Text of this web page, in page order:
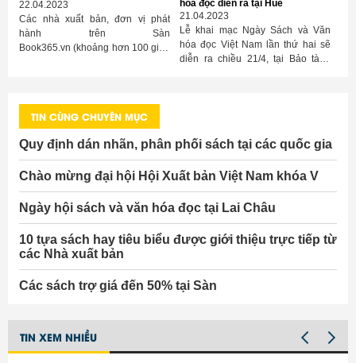
22.04.2023
Các nhà xuất bản, đơn vị phát
hành trên Sàn
Book365.vn (khoảng hơn 100 gian
từ 15%-50% trong những ngày
diễn ra Hội sách.
hoá đọc diễn ra tại Huế
21.04.2023
Lễ khai mạc Ngày Sách và Văn
hóa đọc Việt Nam lần thứ hai sẽ
diễn ra chiều 21/4, tại Bảo tàng
trong những ngày này. Book365.vn
kính gửi thông đến Quý bạn:
TIN CÙNG CHUYÊN MỤC
Quy định dán nhãn, phân phối sách tại các quốc gia
Chào mừng đại hội Hội Xuất bản Việt Nam khóa V
Ngày hội sách và văn hóa đọc tại Lai Châu
10 tựa sách hay tiêu biểu được giới thiệu trực tiếp từ
các Nhà xuất bản
Các sách trợ giá đến 50% tại Sàn
TIN XEM NHIỀU